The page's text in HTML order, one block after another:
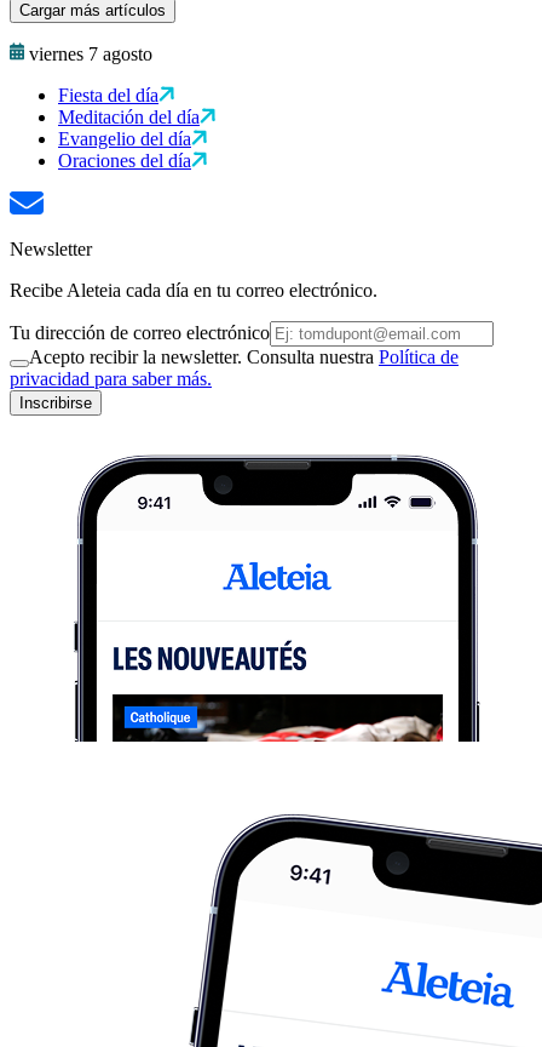
Cargar más artículos
viernes 7 agosto
Fiesta del día
Meditación del día
Evangelio del día
Oraciones del día
Newsletter
Recibe Aleteia cada día en tu correo electrónico.
Tu dirección de correo electrónico
Acepto recibir la newsletter. Consulta nuestra Política de
privacidad para saber más.
Inscribirse